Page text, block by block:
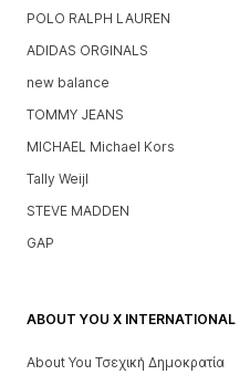
POLO RALPH LAUREN
ADIDAS ORGINALS
new balance
TOMMY JEANS
MICHAEL Michael Kors
Tally Weijl
STEVE MADDEN
GAP
ABOUT YOU X INTERNATIONAL
About You Τσεχική Δημοκρατία